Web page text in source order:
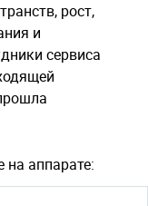
рост,
и
сервиса
на аппарате: